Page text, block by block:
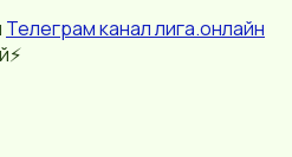
Телеграм канал лига.онлайн